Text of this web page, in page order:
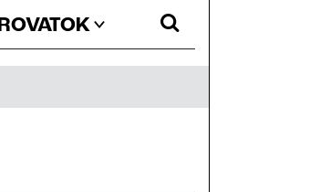
ROVATOK